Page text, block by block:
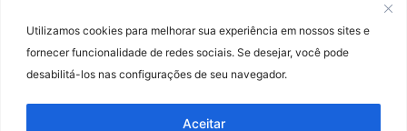
Utilizamos cookies para melhorar sua experiência em nossos sites e
fornecer funcionalidade de redes sociais. Se desejar, você pode
desabilitá-los nas configurações de seu navegador.
Aceitar
+ 55 (31) 3115-7000​
Patrick de Souza